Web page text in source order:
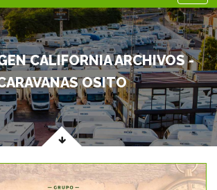
CALIFORNIA ARCHIVOS -
OSITO